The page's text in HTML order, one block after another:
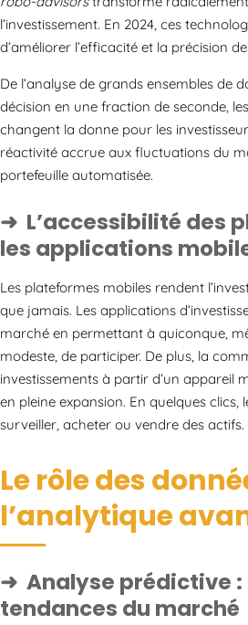
l’investissement. En 2024, ces
d’améliorer l’efficacité et la précision
De l’analyse de grands ensembles de
décision en une fraction de seconde,
changent la donne pour les
réactivité accrue aux fluctuations du
portefeuille automatisée.
L’accessibilité des
les applications
Les plateformes mobiles rendent
que jamais. Les applications
marché en permettant à quiconque,
modeste, de participer. De plus, la
investissements à partir d’un appareil
en pleine expansion. En quelques clics,
surveiller, acheter ou vendre des actifs.
Le rôle des
l’analytique
Analyse prédictive
tendances du marché